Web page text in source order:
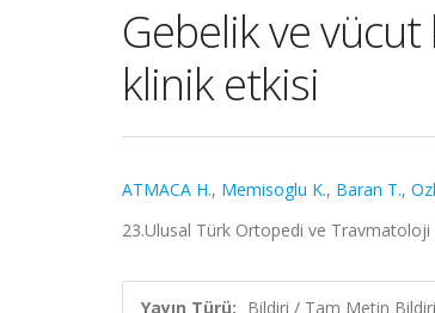
Gebelik ve
klinik etkisi
ATMACA H., Memisoglu K., Baran T.,
23.Ulusal Türk Ortopedi ve
Yayın Türü: Bildiri / Tam Metin Bildiri